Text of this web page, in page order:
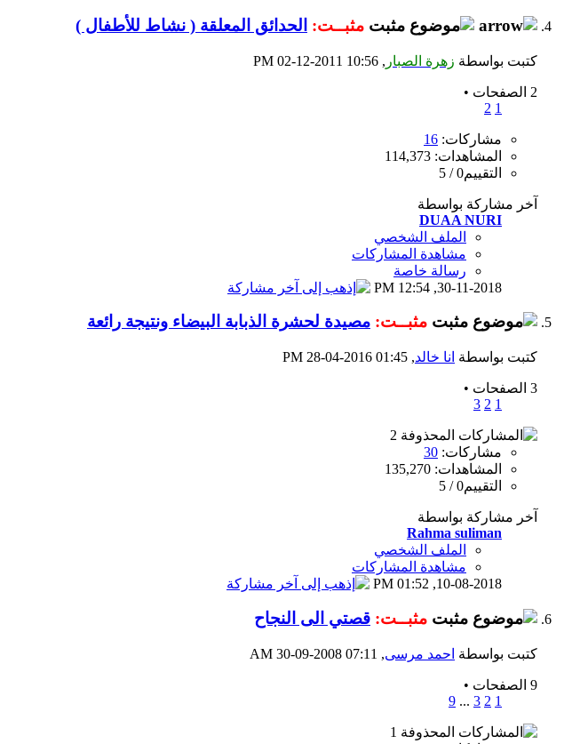
مثبــت: الحدائق المعلقة ( نشاط للأطفال )
كتبت بواسطة زهرة الصبار ‏, 02-12-2011 10:56 PM
2 الصفحات
•
1
2
مشاركات: 16
المشاهدات: 114,373
التقييم0 / 5
آخر مشاركة بواسطة
DUAA NURI
الملف الشخصي
مشاهدة المشاركات
رسالة خاصة
30-11-2018,
12:54 PM
مثبــت: مصيدة لحشرة الذبابة البيضاء ونتيجة رائعة
كتبت بواسطة انا خالد‏, 28-04-2016 01:45 PM
3 الصفحات
•
1
2
3
مشاركات: 30
المشاهدات: 135,270
التقييم0 / 5
آخر مشاركة بواسطة
Rahma suliman
الملف الشخصي
مشاهدة المشاركات
10-08-2018,
01:52 PM
مثبــت: قصتي الى النجاح
كتبت بواسطة احمد مرسى‏, 30-09-2008 07:11 AM
9 الصفحات
•
1
2
3
...
9